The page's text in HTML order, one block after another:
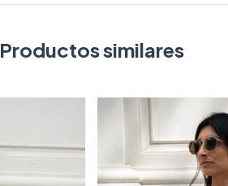
Productos similares